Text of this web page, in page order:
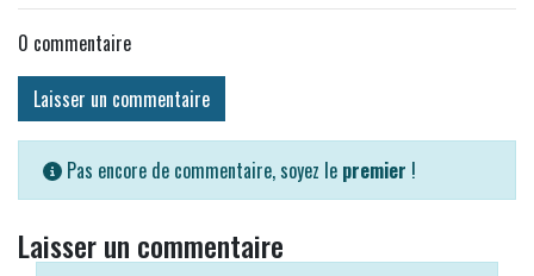
0 commentaire
Laisser un commentaire
Pas encore de commentaire, soyez le premier !
Laisser un commentaire